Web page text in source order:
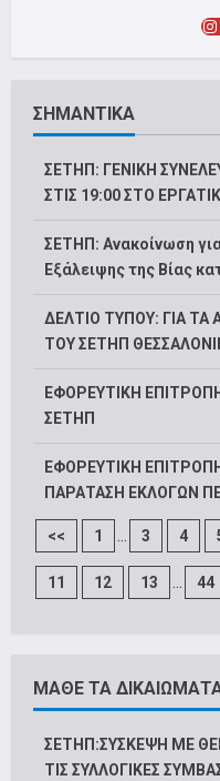
ΣΗΜΑΝΤΙΚΑ
ΣΕΤΗΠ: ΓΕΝΙΚΗ
ΣΤΙΣ 19:00 ΣΤΟ
ΣΕΤΗΠ: Ανακοίνωση
Εξάλειψης της Βίας
ΔΕΛΤΙΟ ΤΥΠΟΥ: ΓΙΑ
ΤΟΥ ΣΕΤΗΠ
ΕΦΟΡΕΥΤΙΚΗ
ΣΕΤΗΠ
ΕΦΟΡΕΥΤΙΚΗ
ΠΑΡΑΤΑΣΗ ΕΚΛΟΓΩΝ
<< 1 ... 3 4
11 12 13 ... 44
ΜΑΘΕ ΤΑ
ΣΕΤΗΠ:ΣΥΣΚΕΨΗ ΜΕ
ΤΙΣ ΣΥΛΛΟΓΙΚΕΣ